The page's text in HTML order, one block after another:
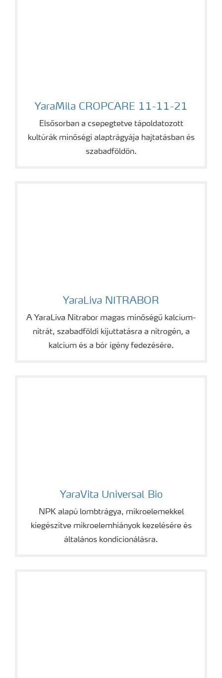
YaraMila CROPCARE 11-11-21
YaraMila CROPCARE 11-11-21
Elsősorban a csepegtetve tápoldatozott
kultúrák minőségi alaptrágyája hajtatásban és
szabadföldön.
YaraLiva NITRABOR
YaraLiva NITRABOR
A YaraLiva Nitrabor magas minőségű kalcium-
nitrát, szabadföldi kijuttatásra a nitrogén, a
kalcium és a bór igény fedezésére.
YaraVita Universal Bio
YaraVita Universal Bio
NPK alapú lombtrágya, mikroelemekkel
kiegészítve mikroelemhiányok kezelésére és
általános kondícionálásra.